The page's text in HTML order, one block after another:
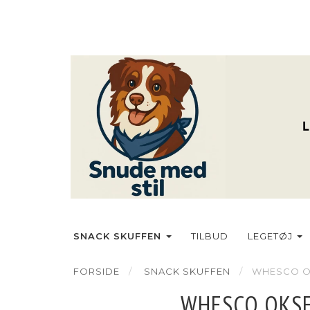
SNACK SKUFFEN TILBUD LEGETØJ
FORSIDE SNACK SKUFFEN WHESCO